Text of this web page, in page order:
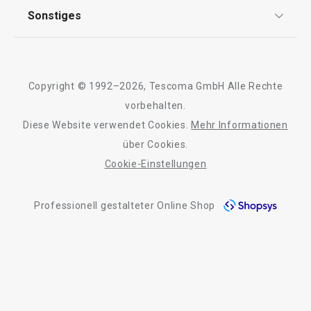
Kontaktformular
Qualität
Sonstiges
Barrierefreiheit
Copyright © 1992–2026, Tescoma GmbH Alle Rechte
vorbehalten.
Diese Website verwendet Cookies.
Mehr Informationen
über Cookies.
Cookie-Einstellungen
Professionell gestalteter Online Shop